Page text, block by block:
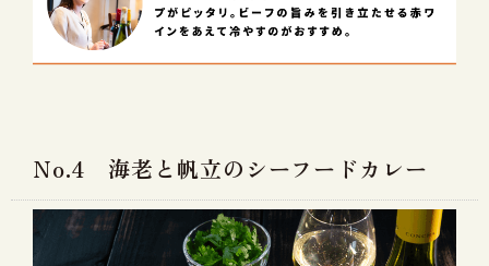
No.4 海老と帆立のシーフードカレー